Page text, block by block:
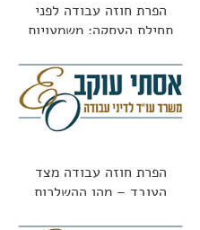
הפרת חוזה עבודה לפני
תחילת העסקה: משמעויות
הפרת חוזה עבודה מצד
העובד – מהן ההשלכות